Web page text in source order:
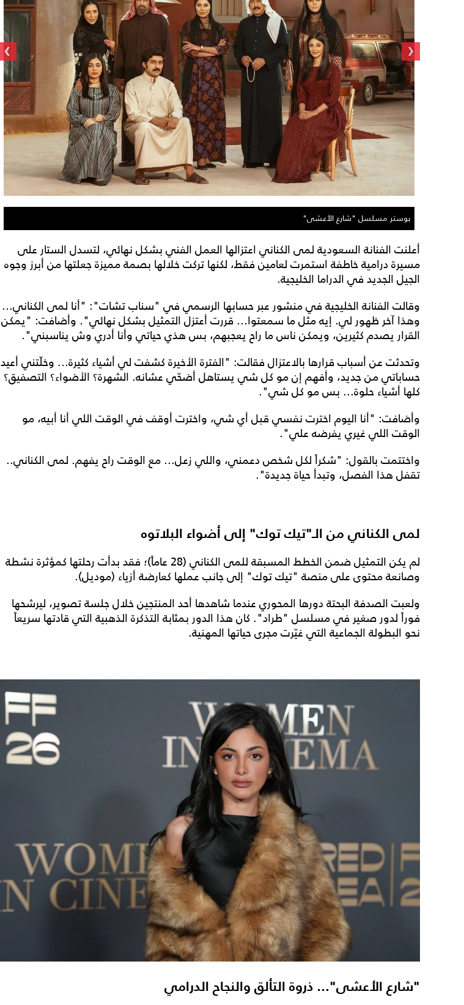
بوستر مسلسل "شارع الأعشى"
‹
›
أعلنت الفنانة السعودية لمى الكناني اعتزالها العمل الفني بشكل نهائي، لتسدل الستار على
مسيرة درامية خاطفة استمرت لعامين فقط، لكنها تركت خلالها بصمة مميزة جعلتها من أبرز وجوه
الجيل الجديد في الدراما الخليجية.
وقالت الفنانة الخليجية في منشور عبر حسابها الرسمي في "سناب تشات": "أنا لمى الكناني...
وهذا آخر ظهور لي. إيه مثل ما سمعتوا... قررت أعتزل التمثيل بشكل نهائي". وأضافت: "يمكن
القرار يصدم كثيرين، ويمكن ناس ما راح يعجبهم، بس هذي حياتي وأنا أدري وش يناسبني".
وتحدثت عن أسباب قرارها بالاعتزال فقالت: "الفترة الأخيرة كشفت لي أشياء كثيرة... وخلّتني أعيد
حساباتي من جديد، وأفهم إن مو كل شي يستاهل أضحّي عشانه. الشهرة؟ الأضواء؟ التصفيق؟
كلها أشياء حلوة... بس مو كل شي".
وأضافت: "أنا اليوم اخترت نفسي قبل أي شي، واخترت أوقف في الوقت اللي أنا أبيه، مو
الوقت اللي غيري يفرضه علي".
واختتمت بالقول: "شكراً لكل شخص دعمني، واللي زعل... مع الوقت راح يفهم. لمى الكناني..
تقفل هذا الفصل، وتبدأ حياة جديدة".
لمى الكناني من الـ"تيك توك" إلى أضواء البلاتوه
لم يكن التمثيل ضمن الخطط المسبقة للمى الكناني (28 عاماً)؛ فقد بدأت رحلتها كمؤثرة نشطة
وصانعة محتوى على منصة "تيك توك" إلى جانب عملها كعارضة أزياء (موديل).
ولعبت الصدفة البحتة دورها المحوري عندما شاهدها أحد المنتجين خلال جلسة تصوير، ليرشحها
فوراً لدور صغير في مسلسل "طراد". كان هذا الدور بمثابة التذكرة الذهبية التي قادتها سريعاً
نحو البطولة الجماعية التي غيّرت مجرى حياتها المهنية.
"شارع الأعشى"... ذروة التألق والنجاح الدرامي